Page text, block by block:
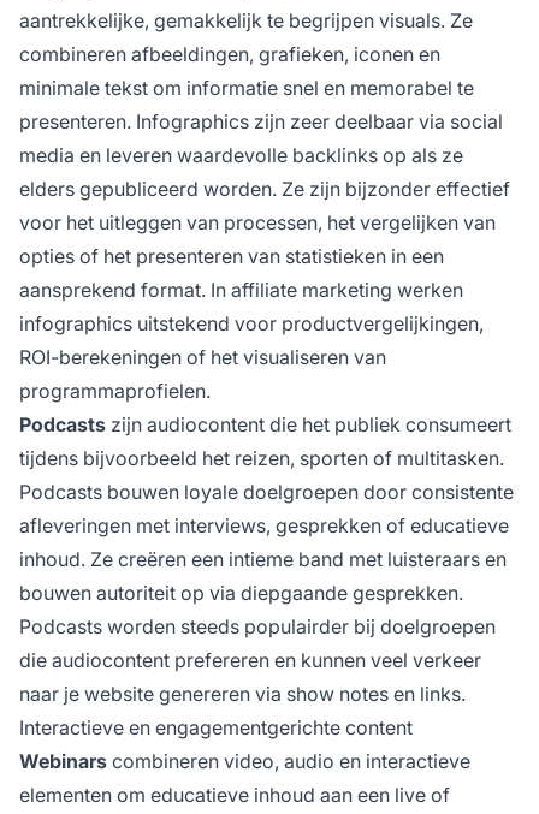
aantrekkelijke, gemakkelijk te begrijpen visuals. Ze
combineren afbeeldingen, grafieken, iconen en
minimale tekst om informatie snel en memorabel te
presenteren. Infographics zijn zeer deelbaar via social
media en leveren waardevolle backlinks op als ze
elders gepubliceerd worden. Ze zijn bijzonder effectief
voor het uitleggen van processen, het vergelijken van
opties of het presenteren van statistieken in een
aansprekend format. In affiliate marketing werken
infographics uitstekend voor productvergelijkingen,
ROI-berekeningen of het visualiseren van
programmaprofielen.
Podcasts zijn audiocontent die het publiek consumeert
tijdens bijvoorbeeld het reizen, sporten of multitasken.
Podcasts bouwen loyale doelgroepen door consistente
afleveringen met interviews, gesprekken of educatieve
inhoud. Ze creëren een intieme band met luisteraars en
bouwen autoriteit op via diepgaande gesprekken.
Podcasts worden steeds populairder bij doelgroepen
die audiocontent prefereren en kunnen veel verkeer
naar je website genereren via show notes en links.
Interactieve en engagementgerichte content
Webinars combineren video, audio en interactieve
elementen om educatieve inhoud aan een live of